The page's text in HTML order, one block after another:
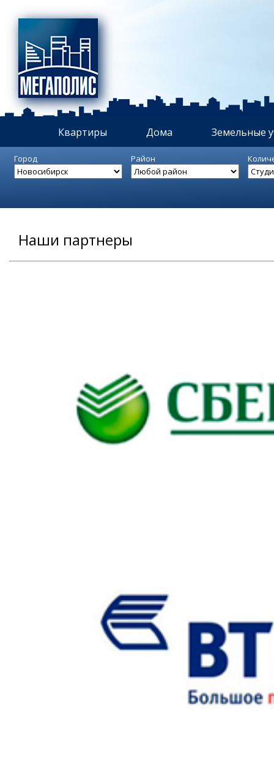
Квартиры Дома Земельные
Город Район
Наши партнеры